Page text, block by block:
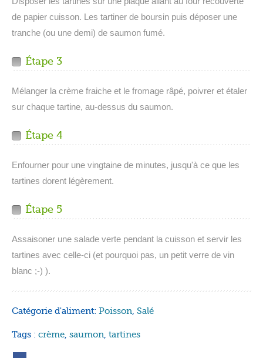
de papier cuisson. Les tartiner de boursin puis déposer une
tranche (ou une demi) de saumon fumé.
Étape 3
Mélanger la crème fraiche et le fromage râpé, poivrer et étaler
sur chaque tartine, au-dessus du saumon.
Étape 4
Enfourner pour une vingtaine de minutes, jusqu'à ce que les
tartines dorent légèrement.
Étape 5
Assaisoner une salade verte pendant la cuisson et servir les
tartines avec celle-ci (et pourquoi pas, un petit verre de vin
blanc ;-) ).
Catégorie d'aliment: Poisson, Salé
Tags : crème, saumon, tartines